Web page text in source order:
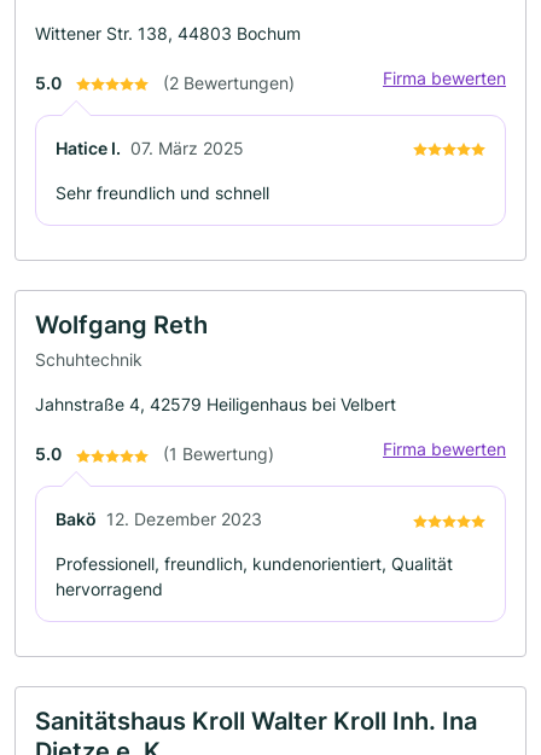
Wittener Str. 138, 44803 Bochum
5.0 (2 Bewertungen) Firma bewerten
Hatice I. 07. März 2025
Sehr freundlich und schnell
Wolfgang Reth
Schuhtechnik
Jahnstraße 4, 42579 Heiligenhaus bei Velbert
5.0 (1 Bewertung) Firma bewerten
Bakö 12. Dezember 2023
Professionell, freundlich, kundenorientiert, Qualität
hervorragend
Sanitätshaus Kroll Walter Kroll Inh. Ina